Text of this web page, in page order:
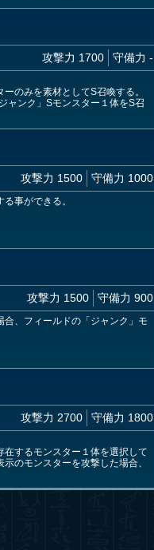
攻撃力 1700 守備力 -
のみを素材としてS召喚する。
ャンク」Sモンスター１体をS召
攻撃力 1500 守備力 1000
事ができる。
攻撃力 1500 守備力 900
、フィールドの「ジャンク」モ
攻撃力 2700 守備力 1800
するモンスター１体を選択して
のモンスターを攻撃した場合、